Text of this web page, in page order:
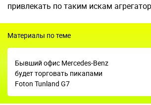
привлекать по таким искам
Материалы по теме
Бывший офис Mercedes-Benz
будет торговать пикапами
Foton Tunland G7